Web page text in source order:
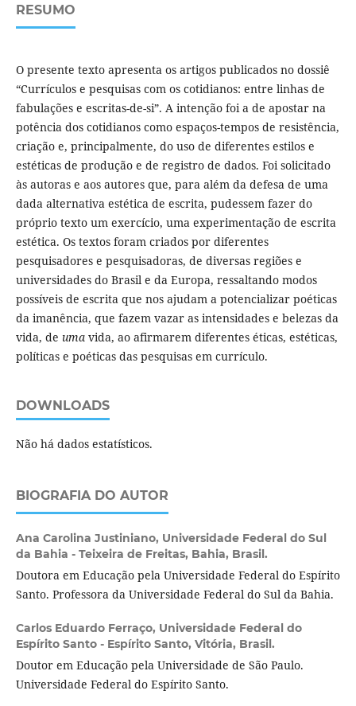
RESUMO
O presente texto apresenta os artigos publicados no dossiê
“Currículos e pesquisas com os cotidianos: entre linhas de
fabulações e escritas-de-si”. A intenção foi a de apostar na
potência dos cotidianos como espaços-tempos de resistência,
criação e, principalmente, do uso de diferentes estilos e
estéticas de produção e de registro de dados. Foi solicitado
às autoras e aos autores que, para além da defesa de uma
dada alternativa estética de escrita, pudessem fazer do
próprio texto um exercício, uma experimentação de escrita
estética. Os textos foram criados por diferentes
pesquisadores e pesquisadoras, de diversas regiões e
universidades do Brasil e da Europa, ressaltando modos
possíveis de escrita que nos ajudam a potencializar poéticas
da imanência, que fazem vazar as intensidades e belezas da
vida, de umavida, ao afirmarem diferentes éticas, estéticas,
políticas e poéticas das pesquisas em currículo.
DOWNLOADS
Não há dados estatísticos.
BIOGRAFIA DO AUTOR
Ana Carolina Justiniano, Universidade Federal do Sul
da Bahia - Teixeira de Freitas, Bahia, Brasil.
Doutora em Educação pela Universidade Federal do Espírito
Santo. Professora da Universidade Federal do Sul da Bahia.
Carlos Eduardo Ferraço, Universidade Federal do
Espírito Santo - Espírito Santo, Vitória, Brasil.
Doutor em Educação pela Universidade de São Paulo.
Universidade Federal do Espírito Santo.